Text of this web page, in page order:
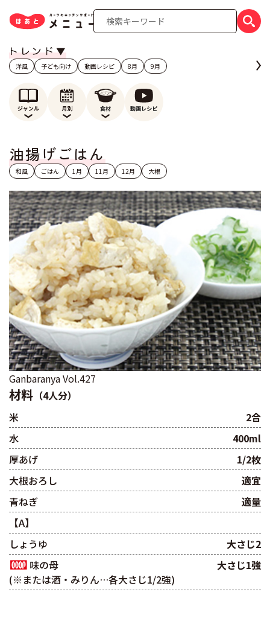
洋風 子ども向け 動画レシピ 8月 9月
油揚げごはん
和風 ごはん 1月 11月 12月 大根
Ganbaranya Vol.427
材料 （4人分）
米
2合
水
400ml
厚あげ
1/2枚
大根おろし
適宜
青ねぎ
適量
【A】
しょうゆ
大さじ2
味の母
(※または酒・みりん…各大さじ1/2強)
大さじ1強